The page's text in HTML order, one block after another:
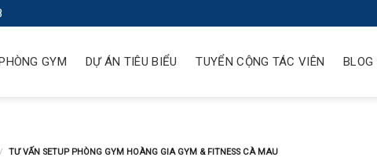
GYM DỰ ÁN TIÊU BIỂU TUYỂN CỘNG TÁC VIÊN BLOG
/ TƯ VẤN SETUP PHÒNG GYM HOÀNG GIA GYM & FITNESS CÀ MAU